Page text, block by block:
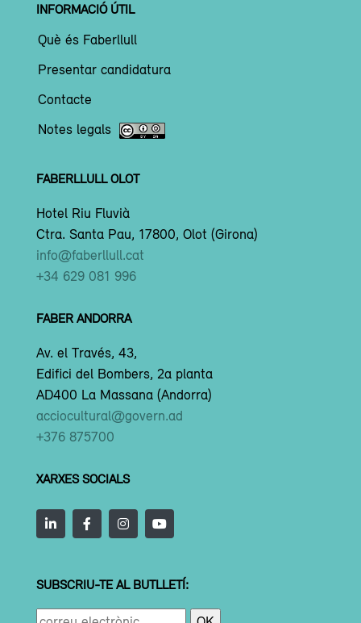
INFORMACIÓ ÚTIL
Què és Faberllull
Presentar candidatura
Contacte
Notes legals
FABERLLULL OLOT
Hotel Riu Fluvià
Ctra. Santa Pau, 17800, Olot (Girona)
info@faberllull.cat
+34 629 081 996
FABER ANDORRA
Av. el Través, 43,
Edifici del Bombers, 2a planta
AD400 La Massana (Andorra)
acciocultural@govern.ad
+376 875700
XARXES SOCIALS
SUBSCRIU-TE AL BUTLLETÍ: